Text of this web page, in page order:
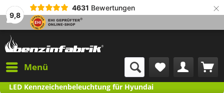
9,8
4631 Bewertungen ×
Menü
LED Kennzeichenbeleuchtung für Hyundai